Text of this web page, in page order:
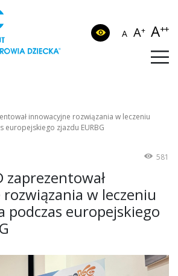
A A+ A++
innowacyjne rozwiązania w leczeniu
europejskiego zjazdu EURBG
581
zaprezentował
w leczeniu
podczas europejskiego